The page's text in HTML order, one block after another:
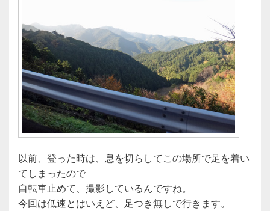
以前、登った時は、息を切らしてこの場所で足を着い
てしまったので
自転車止めて、撮影しているんですね。
今回は低速とはいえど、足つき無しで行きます。